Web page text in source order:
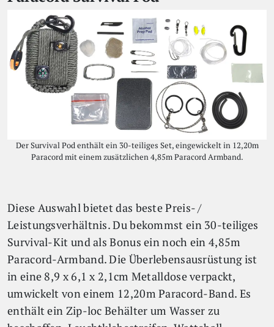
Der Survival Pod enthält ein 30-teiliges Set, eingewickelt in 12,20m
Paracord mit einem zusätzlichen 4,85m Paracord Armband.
Diese Auswahl bietet das beste Preis- /
Leistungsverhältnis. Du bekommst ein 30-teiliges
Survival-Kit und als Bonus ein noch ein 4,85m
Paracord-Armband. Die Überlebensausrüstung ist
in eine 8,9 x 6,1 x 2,1cm Metalldose verpackt,
umwickelt von einem 12,20m Paracord-Band. Es
enthält ein Zip-loc Behälter um Wasser zu